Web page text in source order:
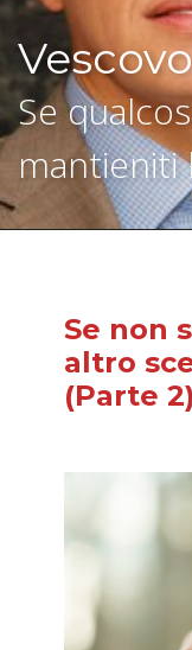
Se
mantieniti
Se non
altro
(Parte 2)